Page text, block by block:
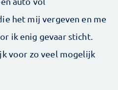
het mij vergeven en me
ik enig gevaar sticht.
voor zo veel mogelijk